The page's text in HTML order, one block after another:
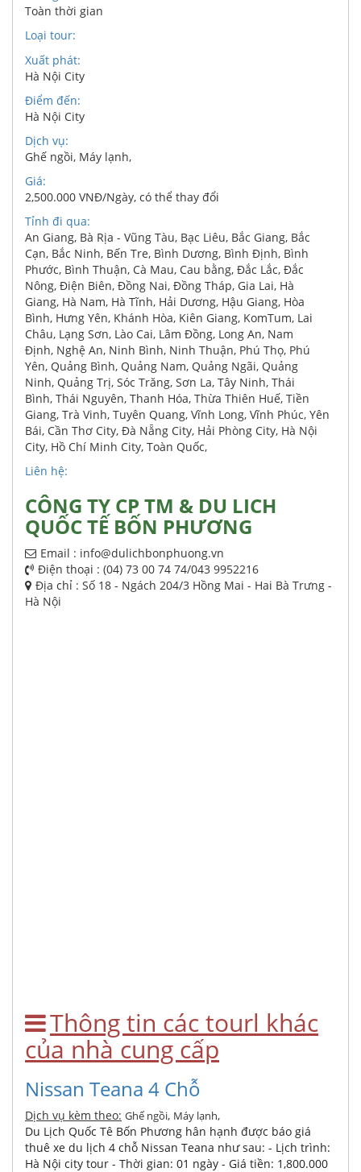
Toàn thời gian
Loại tour:
Xuất phát:
Hà Nội City
Điểm đến:
Hà Nội City
Dịch vụ:
Ghế ngồi, Máy lạnh,
Giá:
2,500.000 VNĐ/Ngày, có thể thay đổi
Tỉnh đi qua:
An Giang, Bà Rịa - Vũng Tàu, Bạc Liêu, Bắc Giang, Bắc
Cạn, Bắc Ninh, Bến Tre, Bình Dương, Bình Định, Bình
Phước, Bình Thuận, Cà Mau, Cau bằng, Đắc Lắc, Đắc
Nông, Điện Biên, Đồng Nai, Đồng Tháp, Gia Lai, Hà
Giang, Hà Nam, Hà Tĩnh, Hải Dương, Hậu Giang, Hòa
Bình, Hưng Yên, Khánh Hòa, Kiên Giang, KomTum, Lai
Châu, Lạng Sơn, Lào Cai, Lâm Đồng, Long An, Nam
Định, Nghệ An, Ninh Bình, Ninh Thuận, Phú Thọ, Phú
Yên, Quảng Bình, Quảng Nam, Quảng Ngãi, Quảng
Ninh, Quảng Trị, Sóc Trăng, Sơn La, Tây Ninh, Thái
Bình, Thái Nguyên, Thanh Hóa, Thừa Thiên Huế, Tiền
Giang, Trà Vinh, Tuyên Quang, Vĩnh Long, Vĩnh Phúc, Yên
Bái, Cần Thơ City, Đà Nẵng City, Hải Phòng City, Hà Nội
City, Hồ Chí Minh City, Toàn Quốc,
Liên hệ:
CÔNG TY CP TM & DU LICH
QUỐC TẾ BỐN PHƯƠNG
Email : info@dulichbonphuong.vn
Điện thoại : (04) 73 00 74 74/043 9952216
Địa chỉ : Số 18 - Ngách 204/3 Hồng Mai - Hai Bà Trưng -
Hà Nội
Thông tin các tourl khác
của nhà cung cấp
Nissan Teana 4 Chỗ
Dịch vụ kèm theo: Ghế ngồi, Máy lạnh,
Du Lịch Quốc Tê Bốn Phương hân hạnh được báo giá
thuê xe du lịch 4 chỗ Nissan Teana như sau: - Lịch trình:
Hà Nội city tour - Thời gian: 01 ngày - Giá tiền: 1,800.000